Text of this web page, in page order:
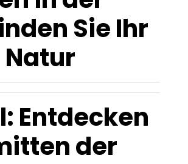
Sie Ihr
Entdecken
der